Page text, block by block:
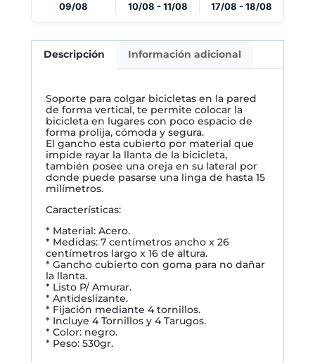
09/08 10/08 - 11/08 17/08 - 18/08
Descripción Información adicional
Soporte para colgar bicicletas en la pared
de forma vertical, te permite colocar la
bicicleta en lugares con poco espacio de
forma prolija, cómoda y segura.
El gancho esta cubierto por material que
impide rayar la llanta de la bicicleta,
también posee una oreja en su lateral por
donde puede pasarse una linga de hasta 15
milímetros.
Características:
* Material: Acero.
* Medidas: 7 centímetros ancho x 26
centímetros largo x 16 de altura.
* Gancho cubierto con goma para no dañar
la llanta.
* Listo P/ Amurar.
* Antideslizante.
* Fijación mediante 4 tornillos.
* Incluye 4 Tornillos y 4 Tarugos.
* Color: negro.
* Peso: 530gr.